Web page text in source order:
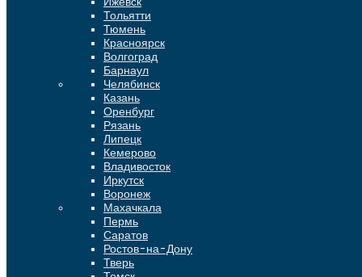
Тольятти
Тюмень
Красноярск
Волгоград
Барнаул
Челябинск
Казань
Оренбург
Рязань
Липецк
Кемерово
Владивосток
Иркутск
Воронеж
Махачкала
Пермь
Саратов
Ростов-на-Дону
Тверь